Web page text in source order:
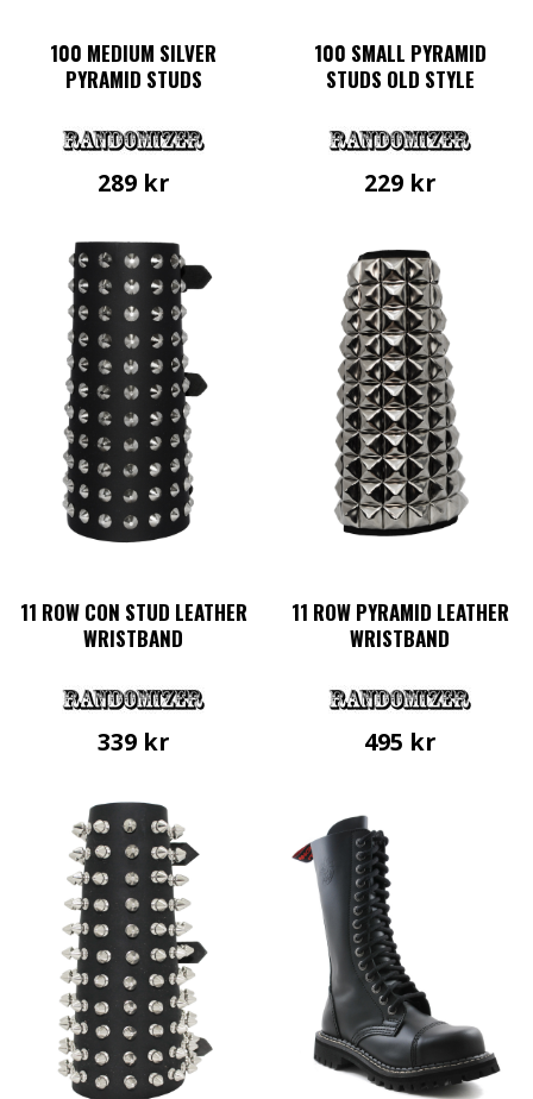
100 MEDIUM SILVER
PYRAMID STUDS
289 kr
100 SMALL PYRAMID
STUDS OLD STYLE
229 kr
11 ROW CON STUD LEATHER
WRISTBAND
339 kr
11 ROW PYRAMID LEATHER
WRISTBAND
495 kr